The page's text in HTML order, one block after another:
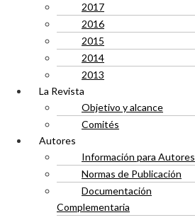
2017
2016
2015
2014
2013
La Revista
Objetivo y alcance
Comités
Autores
Información para Autores
Normas de Publicación
Documentación
Complementaria